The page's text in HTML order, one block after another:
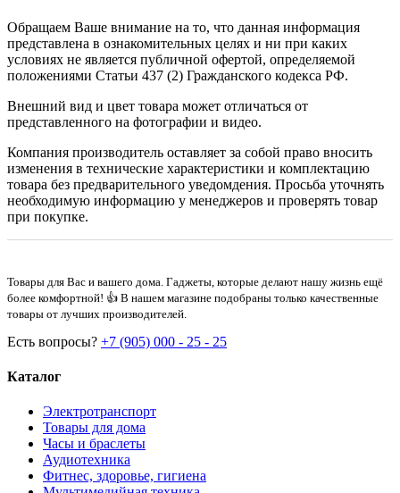
Обращаем Ваше внимание на то, что данная информация
представлена в ознакомительных целях и ни при каких
условиях не является публичной офертой, определяемой
положениями Статьи 437 (2) Гражданского кодекса РФ.
Внешний вид и цвет товара может отличаться от
представленного на фотографии и видео.
Компания производитель оставляет за собой право вносить
изменения в технические характеристики и комплектацию
товара без предварительного уведомдения. Просьба уточнять
необходимую информацию у менеджеров и проверять товар
при покупке.
Товары для Вас и вашего дома. Гаджеты, которые делают нашу жизнь ещё
более комфортной! 👍 В нашем магазине подобраны только качественные
товары от лучших производителей.
Есть вопросы? +7 (905) 000 - 25 - 25
Каталог
Электротранспорт
Товары для дома
Часы и браслеты
Аудиотехника
Фитнес, здоровье, гигиена